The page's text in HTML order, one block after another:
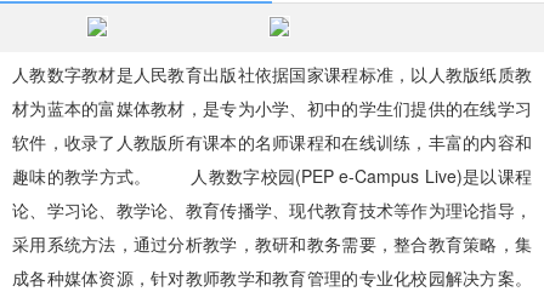
策略塔防
体育竞速
模拟经营
45款手游
音乐舞蹈
2款手游
儿童教育
3款手游
人教数字教材是人民教育出版社依据国家课程标准，以人教版纸质教
材为蓝本的富媒体教材，是专为小学、初中的学生们提供的在线学习
软件，收录了人教版所有课本的名师课程和在线训练，丰富的内容和
趣味的教学方式。 人教数字校园(PEP e-Campus Live)是以课程
论、学习论、教学论、教育传播学、现代教育技术等作为理论指导，
采用系统方法，通过分析教学，教研和教务需要，整合教育策略，集
成各种媒体资源，针对教师教学和教育管理的专业化校园解决方案。